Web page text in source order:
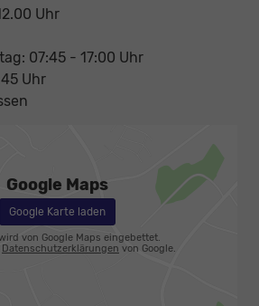
Uhr
07:45 - 17:00 Uhr
Uhr
Google Maps
Google Karte laden
von Google Maps eingebettet.
Datenschutzerklärungen von Google.